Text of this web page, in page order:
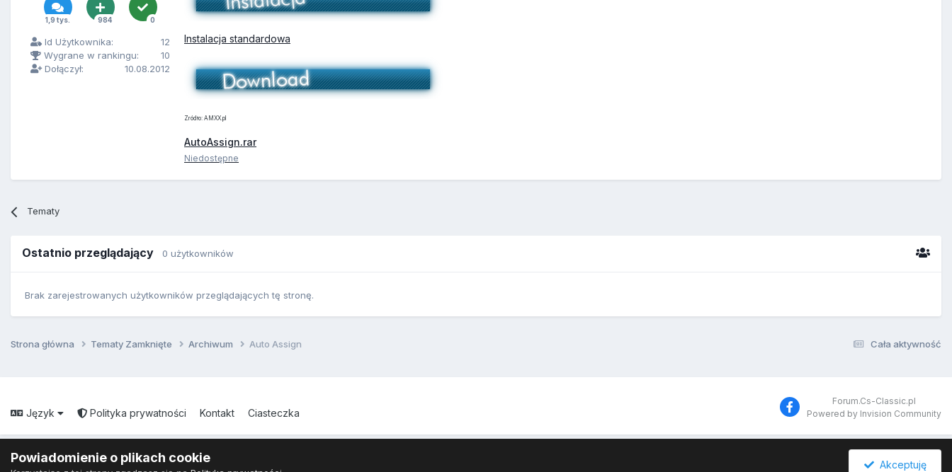
1,9 tys. 984 0
Id Użytkownika:
12
Wygrane w rankingu:
10
Dołączył:
10.08.2012
Instalacja standardowa
Zródło: AMXX.pl
AutoAssign.rar
Niedostępne
Tematy
Ostatnio przeglądający 0 użytkowników
Brak zarejestrowanych użytkowników przeglądających tę stronę.
Cała aktywność
Strona główna Tematy Zamknięte Archiwum Auto Assign
Język Polityka prywatności Kontakt Ciasteczka
Forum.Cs-Classic.pl
Powered by Invision Community
Powiadomienie o plikach cookie Akceptuję